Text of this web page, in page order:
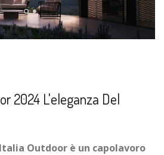
2024 L'eleganza Del
Outdoor è un capolavoro